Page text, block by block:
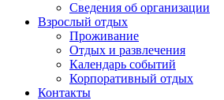
Cведения об организации
Взрослый отдых
Проживание
Отдых и развлечения
Календарь событий
Корпоративный отдых
Контакты